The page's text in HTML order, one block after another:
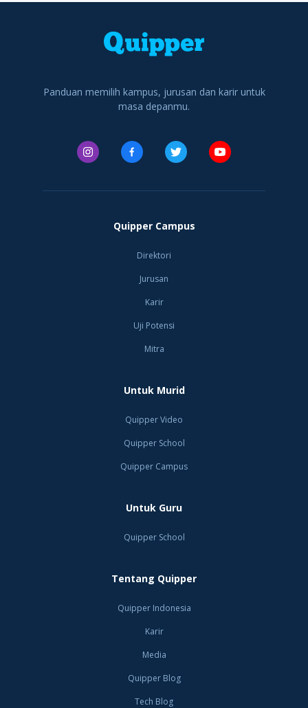
Yogyakarta, yang
sekarang men
Panduan memilih kampus, jurusan dan karir untuk
masa depanmu.
Quipper Campus
Direktori
Jurusan
Karir
Uji Potensi
Mitra
Untuk Murid
Quipper Video
Quipper School
Quipper Campus
Untuk Guru
Quipper School
Tentang Quipper
Quipper Indonesia
Karir
Media
Quipper Blog
Tech Blog